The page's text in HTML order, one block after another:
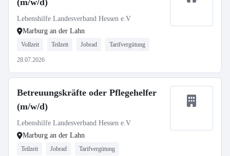
(m/w/d)
Lebenshilfe Landesverband Hessen e.V
Marburg an der Lahn
Vollzeit Teilzeit Jobrad Tarifvergütung
28.07.2026
Betreuungskräfte oder Pflegehelfer
(m/w/d)
Lebenshilfe Landesverband Hessen e.V
Marburg an der Lahn
Teilzeit Jobrad Tarifvergütung